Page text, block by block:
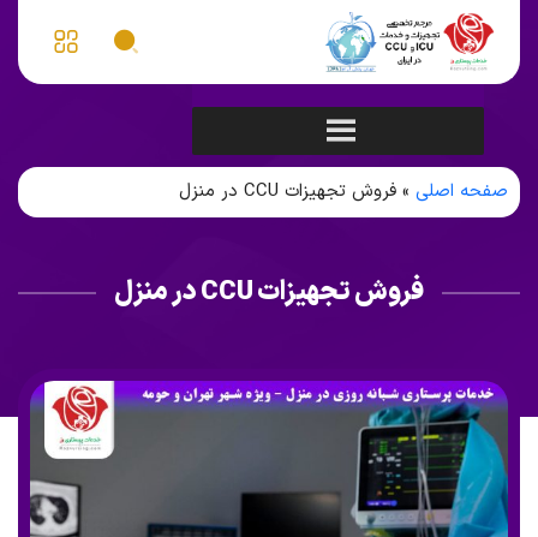
صفحه اصلی » فروش تجهیزات CCU در منزل
فروش تجهیزات CCU در منزل